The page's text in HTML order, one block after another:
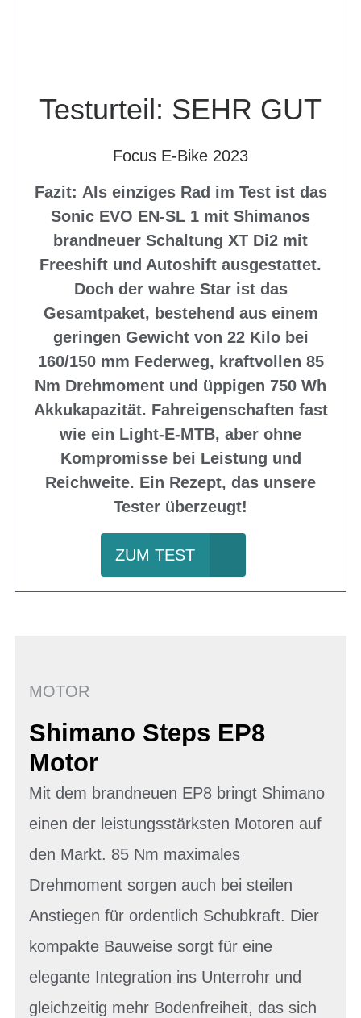
Testurteil: SEHR GUT
Focus E-Bike 2023
Fazit: Als einziges Rad im Test ist das
Sonic EVO EN-SL 1 mit Shimanos
brandneuer Schaltung XT Di2 mit
Freeshift und Autoshift ausgestattet.
Doch der wahre Star ist das
Gesamtpaket, bestehend aus einem
geringen Gewicht von 22 Kilo bei
160/150 mm Federweg, kraftvollen 85
Nm Drehmoment und üppigen 750 Wh
Akkukapazität. Fahreigenschaften fast
wie ein Light-E-MTB, aber ohne
Kompromisse bei Leistung und
Reichweite. Ein Rezept, das unsere
Tester überzeugt!
ZUM TEST
MOTOR
Shimano Steps EP8
Motor
Mit dem brandneuen EP8 bringt Shimano
einen der leistungsstärksten Motoren auf
den Markt. 85 Nm maximales
Drehmoment sorgen auch bei steilen
Anstiegen für ordentlich Schubkraft. Dier
kompakte Bauweise sorgt für eine
elegante Integration ins Unterrohr und
gleichzeitig mehr Bodenfreiheit, das sich